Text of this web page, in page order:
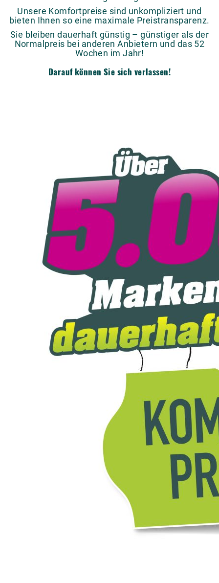
Unsere Komfortpreise sind unkompliziert und
bieten Ihnen so eine maximale Preistransparenz.
Sie bleiben dauerhaft günstig – günstiger als der
Normalpreis bei anderen Anbietern und das 52
Wochen im Jahr!
Darauf können Sie sich verlassen!